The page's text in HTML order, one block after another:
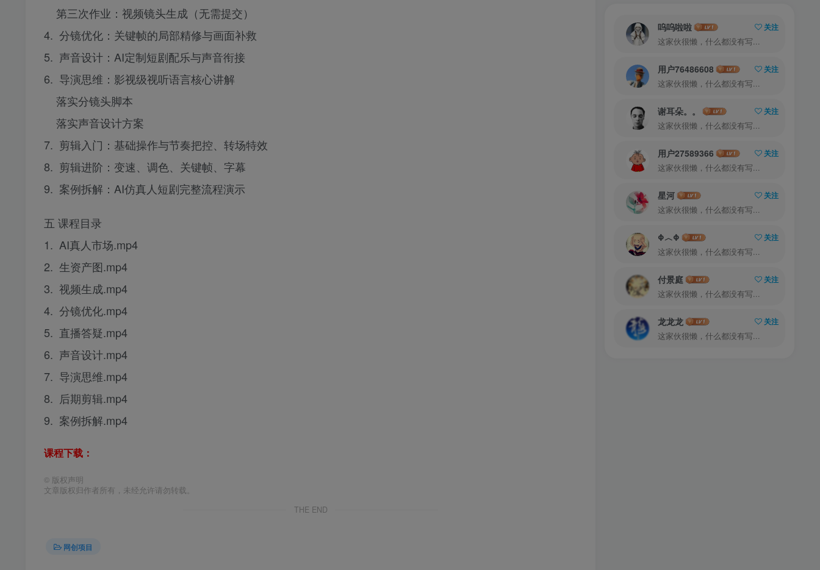
第三次作业：视频镜头生成（无需提交）
4. 分镜优化：关键帧的局部精修与画面补救
5. 声音设计：AI定制短剧配乐与声音衔接
6. 导演思维：影视级视听语言核心讲解
落实分镜头脚本
落实声音设计方案
7. 剪辑入门：基础操作与节奏把控、转场特效
8. 剪辑进阶：变速、调色、关键帧、字幕
9. 案例拆解：AI仿真人短剧完整流程演示
五 课程目录
1. AI真人市场.mp4
2. 生资产图.mp4
3. 视频生成.mp4
4. 分镜优化.mp4
5. 直播答疑.mp4
6. 声音设计.mp4
7. 导演思维.mp4
8. 后期剪辑.mp4
9. 案例拆解.mp4
课程下载：
© 版权声明
文章版权归作者所有，未经允许请勿转载。
THE END
网创项目
呜呜啦啦
关注
这家伙很懒，什么都没有写...
用户76486608
关注
这家伙很懒，什么都没有写...
谢耳朵。。
关注
这家伙很懒，什么都没有写...
用户27589366
关注
这家伙很懒，什么都没有写...
星河
关注
这家伙很懒，什么都没有写...
Φ︿Φ
关注
这家伙很懒，什么都没有写...
付景庭
关注
这家伙很懒，什么都没有写...
龙龙龙
关注
这家伙很懒，什么都没有写...